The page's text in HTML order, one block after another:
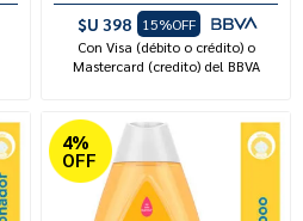
$U 398
15%OFF
Con Visa (débito o crédito) o
Mastercard (credito) del BBVA
4%
OFF